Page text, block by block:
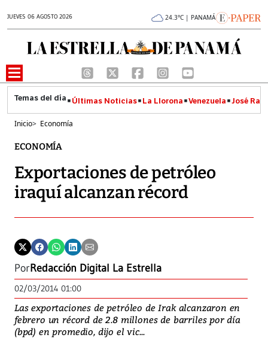
JUEVES 06 AGOSTO 2026 24.3°C | PANAMÁ
Últimas Noticias La Llorona Venezuela José
Inicio> Economía
ECONOMÍA
Exportaciones de petróleo
iraquí alcanzan récord
PorRedacción Digital La Estrella
02/03/2014 01:00
Las exportaciones de petróleo de Irak alcanzaron en
febrero un récord de 2.8 millones de barriles por día
(bpd) en promedio, dijo el vic...